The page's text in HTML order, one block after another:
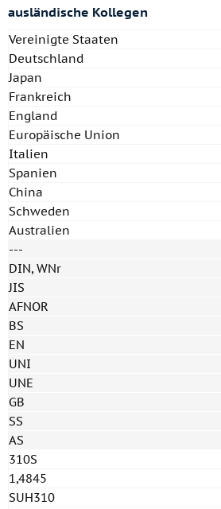
ausländische Kollegen
Vereinigte Staaten
Deutschland
Japan
Frankreich
England
Europäische Union
Italien
Spanien
China
Schweden
Australien
---
DIN, WNr
JIS
AFNOR
BS
EN
UNI
UNE
GB
SS
AS
310S
1,4845
SUH310